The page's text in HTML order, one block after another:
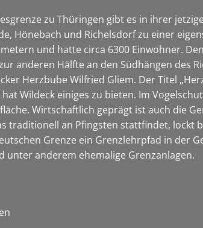
zu Thüringen gibt es in ihrer
Hönebach und Richelsdorf zu einer
und hatte circa 6300 Einwohner.
anderen Hälfte an den Südhängen des
Herzbube Wilfried Gliem. Der Titel
Wildeck einiges zu bieten. Im
Wirtschaftlich geprägt ist auch die
traditionell an Pfingsten stattfindet, lockt
Grenze ein Grenzlehrpfad in der
unter anderem ehemalige Grenzanlagen.